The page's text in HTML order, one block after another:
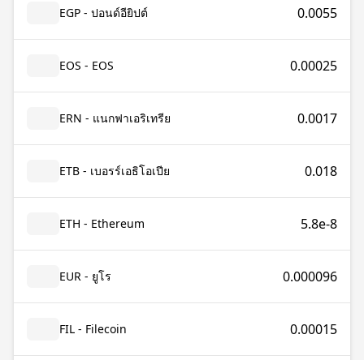
EGP - ปอนด์อียิปต์ 0.0055
EOS - EOS 0.00025
ERN - แนกฟาเอริเทรีย 0.0017
ETB - เบอรร์เอธิโอเปีย 0.018
ETH - Ethereum 5.8e-8
EUR - ยูโร 0.000096
FIL - Filecoin 0.00015